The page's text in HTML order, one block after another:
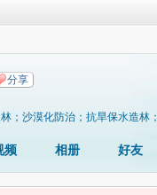
分享
；沙漠化防治；抗旱保水造
频 相册 好友